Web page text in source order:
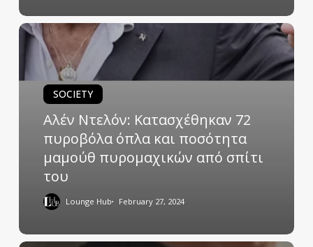
SOCIETY
Αλέν Ντελόν: Κατασχέθηκαν 72
πυροβόλα όπλα και ποσότητα
μαμούθ πυρομαχικών από σπίτι
του
Lounge Hub February 27, 2024